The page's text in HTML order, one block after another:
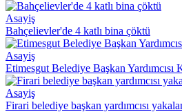
Asayiş
Bahçelievler'de 4 katlı bina çöktü
Asayiş
Etimesgut Belediye Başkan
Asayiş
Firari belediye başkan yardımcısı